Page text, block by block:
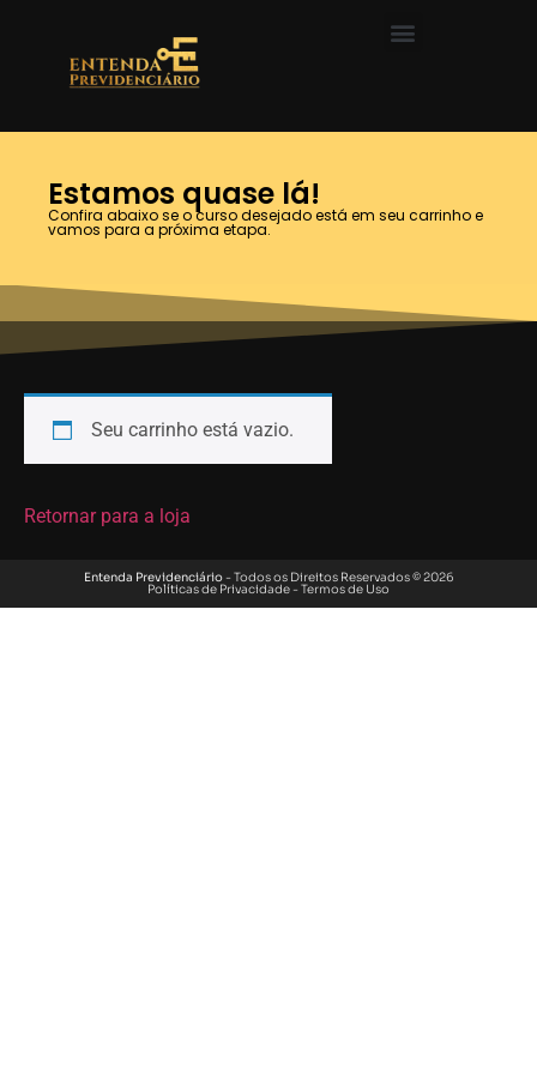
Estamos quase lá!
Confira abaixo se o curso desejado está em seu carrinho e
vamos para a próxima etapa.
Seu carrinho está vazio.
Retornar para a loja
Entenda Previdenciário- Todos os Direitos Reservados © 2026
Políticas de Privacidade-Termos de Uso